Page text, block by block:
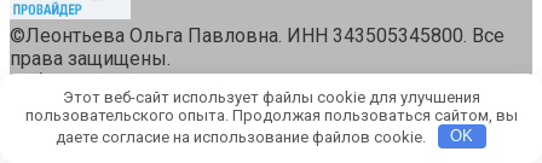
©Леонтьева Ольга Павловна. ИНН 343505345800. Все
права защищены.
Работает на теме
Этот веб-сайт использует файлы cookie для улучшения
пользовательского опыта. Продолжая пользоваться сайтом, вы
даете согласие на использование файлов cookie.
OK